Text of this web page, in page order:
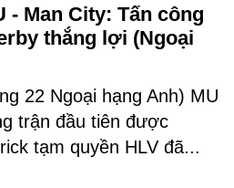
- Man City: Tấn công
thắng lợi (Ngoại
22 Ngoại hạng Anh) MU
trận đầu tiên được
tạm quyền HLV đã...